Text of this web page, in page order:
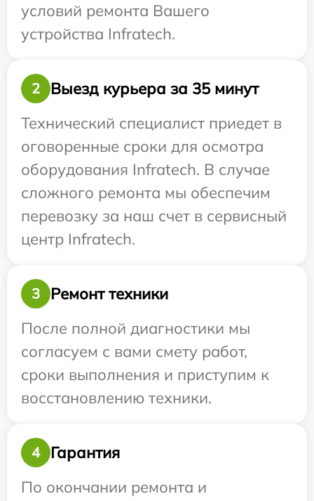
условий ремонта Вашего
устройства Infratech.
2
Выезд курьера за 35 минут
Технический специалист приедет в
оговоренные сроки для осмотра
оборудования Infratech. В случае
сложного ремонта мы обеспечим
перевозку за наш счет в сервисный
центр Infratech.
3
Ремонт техники
После полной диагностики мы
согласуем с вами смету работ,
сроки выполнения и приступим к
восстановлению техники.
4
Гарантия
По окончании ремонта и